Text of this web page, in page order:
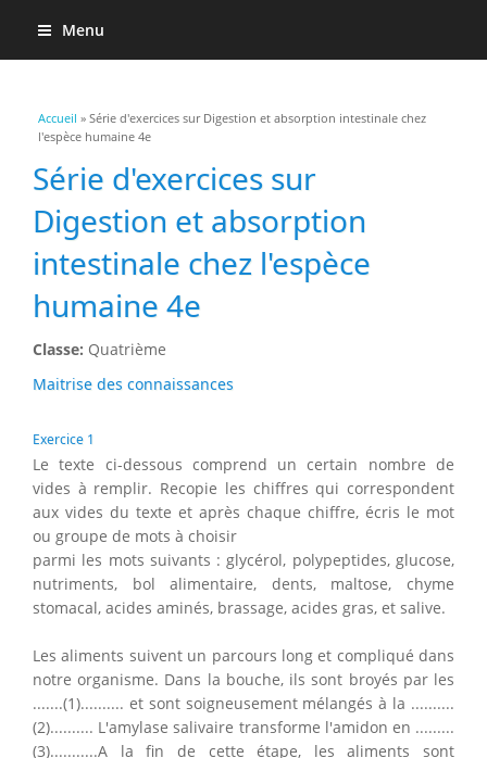
Menu
Vous êtes ici
Accueil » Série d'exercices sur Digestion et absorption intestinale chez
l'espèce humaine 4e
Série d'exercices sur
Digestion et absorption
intestinale chez l'espèce
humaine 4e
Classe: Quatrième
Maitrise des connaissances
Exercice 1
Le texte ci-dessous comprend un certain nombre de
vides à remplir. Recopie les chiffres qui correspondent
aux vides du texte et après chaque chiffre, écris le mot
ou groupe de mots à choisir
parmi les mots suivants : glycérol, polypeptides, glucose,
nutriments, bol alimentaire, dents, maltose, chyme
stomacal, acides aminés, brassage, acides gras, et salive.
Les aliments suivent un parcours long et compliqué dans
notre organisme. Dans la bouche, ils sont broyés par les
.......(1).......... et sont soigneusement mélangés à la ..........
(2).......... L'amylase salivaire transforme l'amidon en .........
(3)...........A la fin de cette étape, les aliments sont